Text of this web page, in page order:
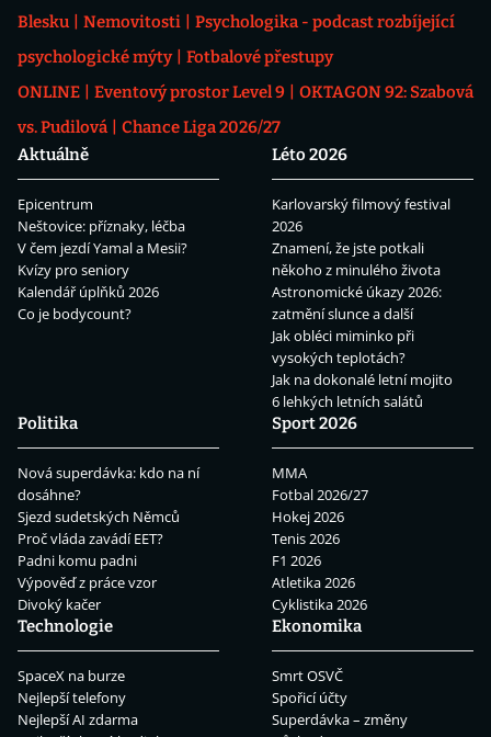
Blesku
Nemovitosti
Psychologika - podcast rozbíjející
psychologické mýty
Fotbalové přestupy
ONLINE
Eventový prostor Level 9
OKTAGON 92: Szabová
vs. Pudilová
Chance Liga 2026/27
Aktuálně
Epicentrum
Neštovice: příznaky, léčba
V čem jezdí Yamal a Mesii?
Kvízy pro seniory
Kalendář úplňků 2026
Co je bodycount?
Léto 2026
Karlovarský filmový festival
2026
Znamení, že jste potkali
někoho z minulého života
Astronomické úkazy 2026:
zatmění slunce a další
Jak obléci miminko při
vysokých teplotách?
Jak na dokonalé letní mojito
6 lehkých letních salátů
Politika
Nová superdávka: kdo na ní
dosáhne?
Sjezd sudetských Němců
Proč vláda zavádí EET?
Padni komu padni
Výpověď z práce vzor
Divoký kačer
Sport 2026
MMA
Fotbal 2026/27
Hokej 2026
Tenis 2026
F1 2026
Atletika 2026
Cyklistika 2026
Technologie
SpaceX na burze
Nejlepší telefony
Nejlepší AI zdarma
Ekonomika
Smrt OSVČ
Spořicí účty
Superdávka – změny